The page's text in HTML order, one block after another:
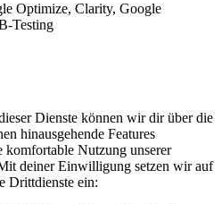
Optimize, Clarity, Google
Testing
Dienste können wir dir über die
hinausgehende Features
komfortable Nutzung unserer
deiner Einwilligung setzen wir auf
Drittdienste ein: